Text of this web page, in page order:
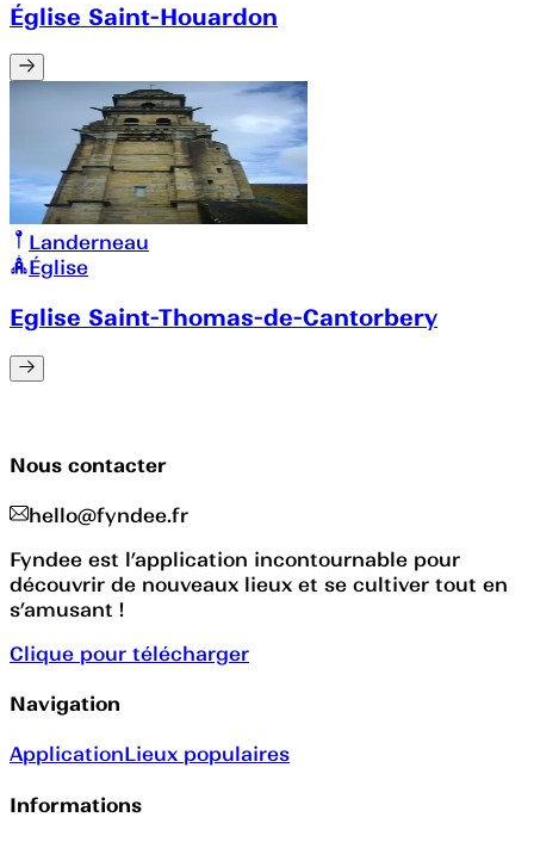
Église Saint-Houardon
Landerneau
Église
Eglise Saint-Thomas-de-Cantorbery
Nous contacter
hello@fyndee.fr
Fyndee est l’application incontournable pour
découvrir de nouveaux lieux et se cultiver tout en
s’amusant !
Clique pour télécharger
Navigation
ApplicationLieux populaires
Informations